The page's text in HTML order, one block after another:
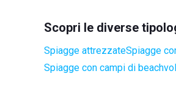
Scopri le diverse
Spiagge attrezzateSpiagge
Spiagge con campi di